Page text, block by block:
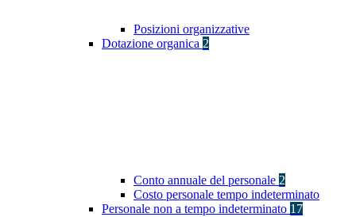
Posizioni organizzative
Dotazione organica 2
Conto annuale del personale 2
Costo personale tempo indeterminato
Personale non a tempo indeterminato 17